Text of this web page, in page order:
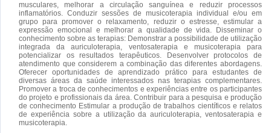
musculares, melhorar a circulação sanguínea e reduzir processos
inflamatórios. Conduzir sessões de musicoterapia individual e/ou em
grupo para promover o relaxamento, reduzir o estresse, estimular a
expressão emocional e melhorar a qualidade de vida. Disseminar o
conhecimento sobre as terapias: Demonstrar a possibilidade de utilização
integrada da auriculoterapia, ventosaterapia e musicoterapia para
potencializar os resultados terapêuticos. Desenvolver protocolos de
atendimento que considerem a combinação das diferentes abordagens.
Oferecer oportunidades de aprendizado prático para estudantes de
diversas áreas da saúde interessados nas terapias complementares.
Promover a troca de conhecimentos e experiências entre os participantes
do projeto e profissionais da área. Contribuir para a pesquisa e produção
de conhecimento Estimular a produção de trabalhos científicos e relatos
de experiência sobre a utilização da auriculoterapia, ventosaterapia e
musicoterapia.